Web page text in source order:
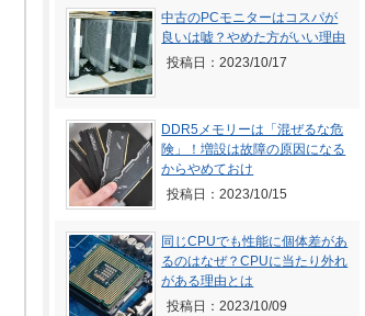
中古のPCモニターはコスパが
良いは嘘？やめた方がいい理由
投稿日：2023/10/17
DDR5メモリーは「混ぜるな危
険」！増設は故障の原因になる
からやめておけ
投稿日：2023/10/15
同じCPUでも性能に個体差があ
るのはなぜ？CPUに当たり外れ
がある理由とは
投稿日：2023/10/09